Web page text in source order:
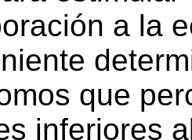
a la
que
inferiores